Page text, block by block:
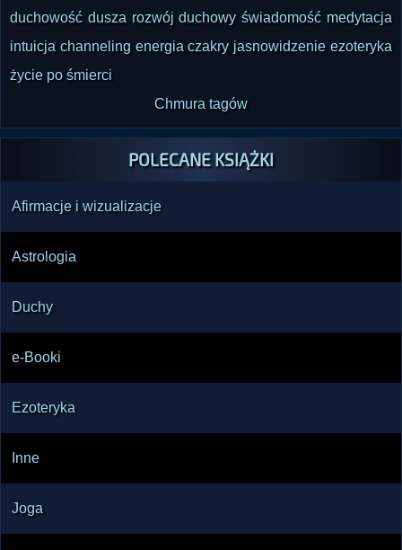
duchowość dusza rozwój duchowy świadomość medytacja
intuicja channeling energia czakry jasnowidzenie ezoteryka
życie po śmierci
Chmura tagów
POLECANE KSIĄŻKI
Afirmacje i wizualizacje
Astrologia
Duchy
e-Booki
Ezoteryka
Inne
Joga